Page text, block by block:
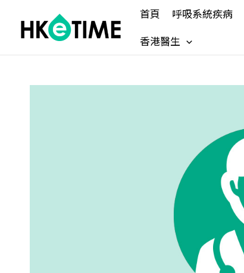
content
首頁 呼吸系統疾病
香港醫生